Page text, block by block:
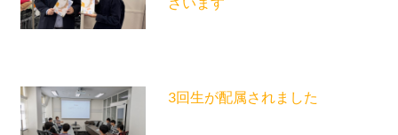
3回生が配属されました